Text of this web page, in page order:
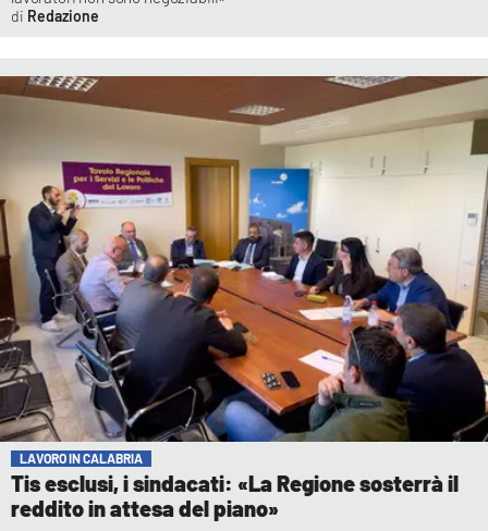
Redazione
LAVORO IN CALABRIA
Tis esclusi, i sindacati: «La Regione sosterrà il
reddito in attesa del piano»